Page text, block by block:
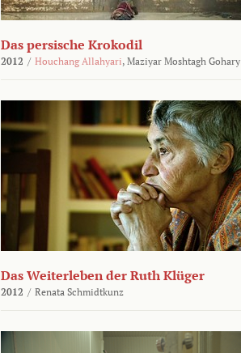
Das persische Krokodil
2012 / Houchang Allahyari, Maziyar Moshtagh Gohary
Das Weiterleben der Ruth Klüger
2012 / Renata Schmidtkunz